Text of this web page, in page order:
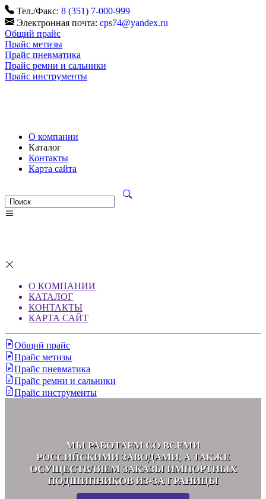
Тел./Факс: 8 (351) 7-000-999
Электронная почта: cps74@yandex.ru
Общий прайс
Прайс метизы
Прайс пневматика
Прайс ремни и сальники
Прайс инструменты
О компании
Каталог
Контакты
Карта сайта
О КОМПАНИИ
КАТАЛОГ
КОНТАКТЫ
КАРТА САЙТ
Общий прайс
Прайс метизы
Прайс пневматика
Прайс ремни и сальники
Прайс инструменты
МЫ РАБОТАЕМ СО ВСЕМИ
РОССИЙСКИМИ ЗАВОДАМИ, А ТАКЖЕ
ОСУЩЕСТВЛЯЕМ ЗАКАЗЫ ИМПОРТНЫХ
ПОДШИПНИКОВ ИЗ-ЗА ГРАНИЦЫ